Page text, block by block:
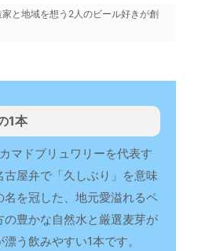
家と地域を想う2人のビール好きが創
1本
マドブリュワリーを代表す
古屋弁で「久しぶり」を意味
を冠した、地元愛溢れるペ
の豊かな自然水と厳選麦芽が
う飲みやすい1本です。